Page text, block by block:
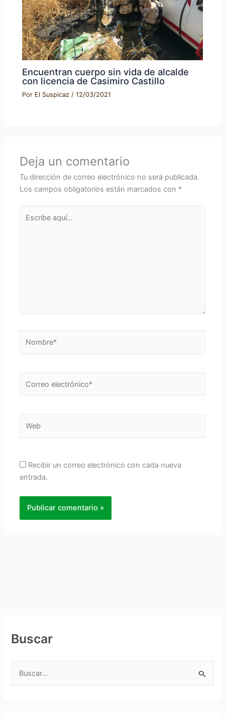
Encuentran cuerpo sin vida de alcalde
con licencia de Casimiro Castillo
Por El Suspicaz/12/03/2021
Deja un comentario
Tu dirección de correo electrónico no será publicada.
Los campos obligatorios están marcados con *
electrónico*
Recibir un correo electrónico con cada nueva
entrada.
Buscar